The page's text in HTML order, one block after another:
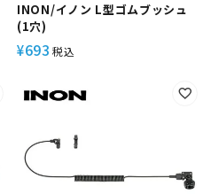
INON/イノン L型ゴムブッシュ
(1穴)
¥693 税込